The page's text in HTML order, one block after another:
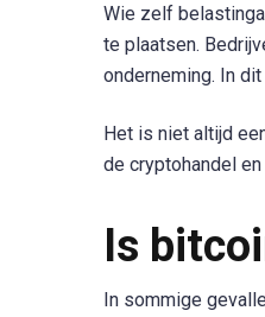
Wie zelf
te plaatsen.
onderneming. In
Het is niet altijd
de cryptohandel
Is
In sommige